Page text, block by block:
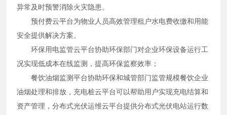
异常及时预警消除火灾隐患。
预付费云平台为物业人员高效管理租户水电费收缴和用能
安全提供解决方案。
环保用电监管云平台协助环保部门对企业环保设备运行工
况实现低成本在线监测，提高环保监察效率；
餐饮油烟监测平台协助环保和城管部门监管规模餐饮企业
油烟处理和排放，充电桩云平台可以帮助用户实现充电结算和
资产管理，分布式光伏运维云平台提供分布式光伏电站运行数